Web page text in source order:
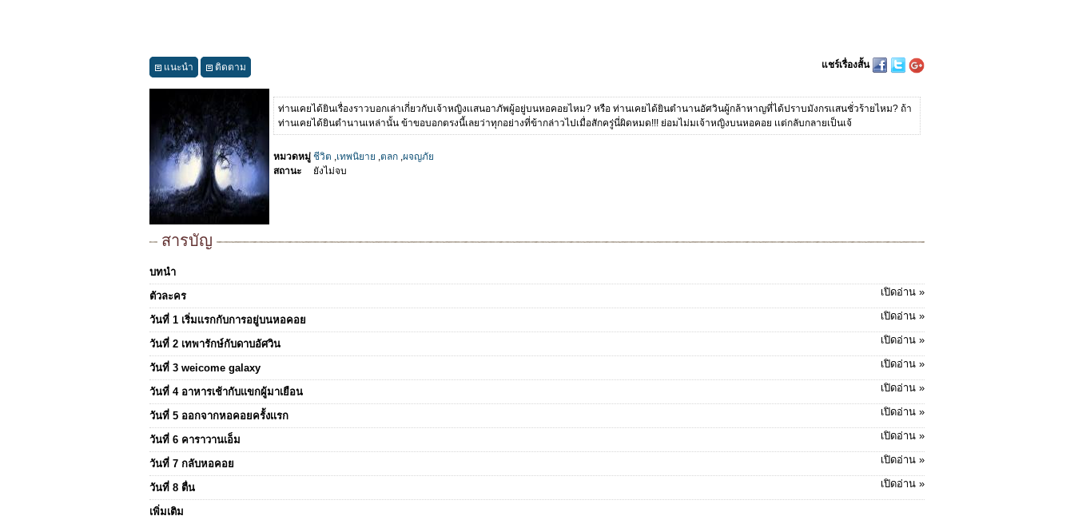
แนะนำ ติดตาม แชร์เรื่องสั้น
ท่านเคยได้ยินเรื่องราวบอกเล่าเกี่ยวกับเจ้าหญิงเเสนอาภัพผู้อยู่บนหอคอยไหม? หรือ ท่านเคยได้ยินตำนานอัศวินผู้กล้าหาญที่ได้ปราบมังกรเเสนชั่วร้ายไหม? ถ้า
ท่านเคยได้ยินตำนานเหล่านั้น ข้าขอบอกตรงนี้เลยว่าทุกอย่างที่ข้ากล่าวไปเมื่อสักครู่นี่ผิดหมด!!! ย่อมไม่มเจ้าหญิงบนหอคอย เเต่กลับกลายเป็นเจ้
หมวดหมู่ ชีวิต ,เทพนิยาย ,ตลก ,ผจญภัย
สถานะ
ยังไม่จบ
สารบัญ
บทนำ
ตัวละคร
เปิดอ่าน »
วันที่ 1 เริ่มเเรกกับการอยู่บนหอคอย เปิดอ่าน »
วันที่ 2 เทพารักษ์กับดาบอัศวิน เปิดอ่าน »
วันที่ 3 weicome galaxy เปิดอ่าน »
วันที่ 4 อาหารเช้ากับเเขกผู้มาเยือน เปิดอ่าน »
วันที่ 5 ออกจากหอคอยครั้งเเรก เปิดอ่าน »
วันที่ 6 คาราวานเอ็ม เปิดอ่าน »
วันที่ 7 กลับหอคอย เปิดอ่าน »
วันที่ 8 ตื่น เปิดอ่าน »
เพิ่มเติม